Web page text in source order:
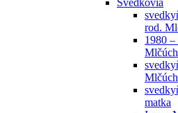
rod.
1980
matka